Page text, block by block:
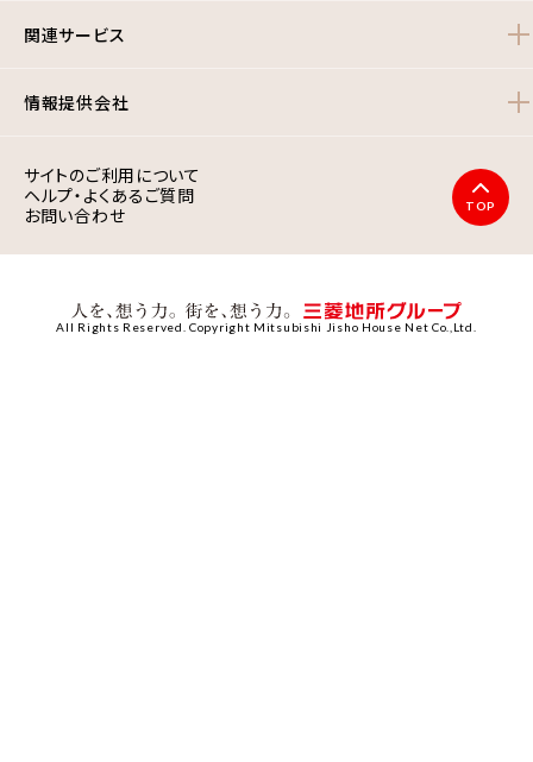
関連サービス
情報提供会社
サイトのご利用について
ヘルプ・よくあるご質問
お問い合わせ
TOP
All Rights Reserved. Copyright Mitsubishi Jisho House Net Co.,Ltd.